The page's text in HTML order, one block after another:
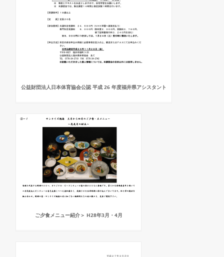
公益財団法人日本体育協会公認 平成 26 年度福井県アシスタント
ご夕食メニュー紹介＞ H28年3月・4月